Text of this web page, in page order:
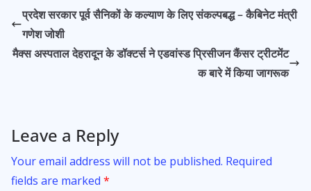
b
o
o
s
p
er l e
प्रदेश सरकार पूर्व सैनिकों के कल्याण के लिए संकल्पबद्ध – कैबिनेट मंत्री
गणेश जोशी
मैक्स अस्पताल देहरादून के डॉक्टर्स ने एडवांस्ड प्रिसीजन कैंसर ट्रीटमेंट
क बारे में किया जागरूक
Leave a Reply
Your email address will not be published. Required
fields are marked *